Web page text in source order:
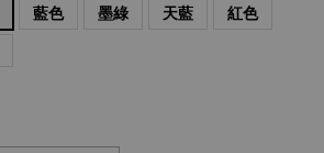
藍色 墨綠 天藍 紅色